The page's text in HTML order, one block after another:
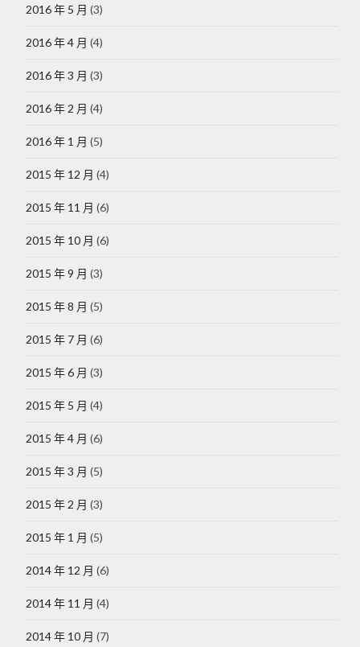
2016 年 5 月 (3)
2016 年 4 月 (4)
2016 年 3 月 (3)
2016 年 2 月 (4)
2016 年 1 月 (5)
2015 年 12 月 (4)
2015 年 11 月 (6)
2015 年 10 月 (6)
2015 年 9 月 (3)
2015 年 8 月 (5)
2015 年 7 月 (6)
2015 年 6 月 (3)
2015 年 5 月 (4)
2015 年 4 月 (6)
2015 年 3 月 (5)
2015 年 2 月 (3)
2015 年 1 月 (5)
2014 年 12 月 (6)
2014 年 11 月 (4)
2014 年 10 月 (7)